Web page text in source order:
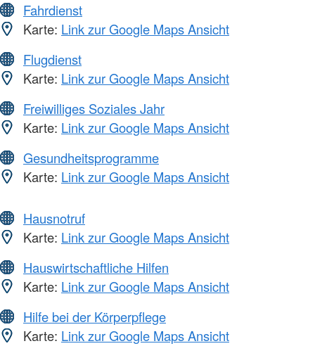
Fahrdienst
Karte: Link zur Google Maps Ansicht
Flugdienst
Karte: Link zur Google Maps Ansicht
Freiwilliges Soziales Jahr
Karte: Link zur Google Maps Ansicht
Gesundheitsprogramme
Karte: Link zur Google Maps Ansicht
Hausnotruf
Karte: Link zur Google Maps Ansicht
Hauswirtschaftliche Hilfen
Karte: Link zur Google Maps Ansicht
Hilfe bei der Körperpflege
Karte: Link zur Google Maps Ansicht